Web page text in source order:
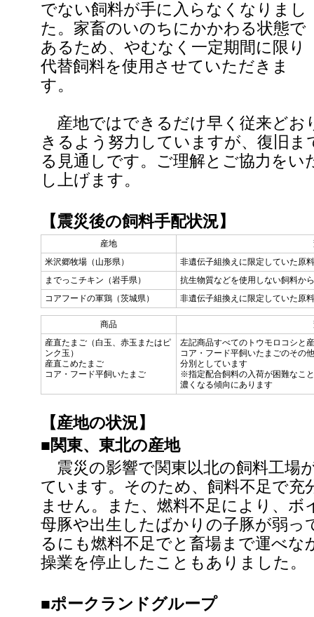
でない飼料が手に入らなくなりまし
た。家畜のいのちにかかわる状態で
あるため、やむなく一定期間に限り
代替飼料を使用させていただきま
す。
産地ではできるだけ早く従来どお
きるよう努力していますが、復旧ま
る見通しです。ご理解とご協力をい
し上げます。
【震災後の飼料手配状況】
産地
米沢郷牧場（山形県）
非遺伝子組換えに限定していた原
までっこチキン（岩手県）
抗生物質などを使用しない飼料か
コアフードの軍鶏（茨城県）
非遺伝子組換えに限定していた原
商品
産直たまご（白玉、赤玉またはピ
ンク玉）
産直こめたまご
コア・フード平飼いたまご
左記商品すべてのトウモロコシと
コア・フード平飼いたまごのその
分別としています
※指定配合飼料の入荷が困難なこ
濃くなる傾向にあります
【産地の状況】
■関東、東北の産地
震災の影響で関東以北の飼料工場
ています。そのため、飼料不足で充
ません。また、燃料不足により、ボ
母豚や出生したばかりの子豚が弱っ
るにも燃料不足でと畜場まで運べな
操業を停止したこともありました。
■ポークランドグループ